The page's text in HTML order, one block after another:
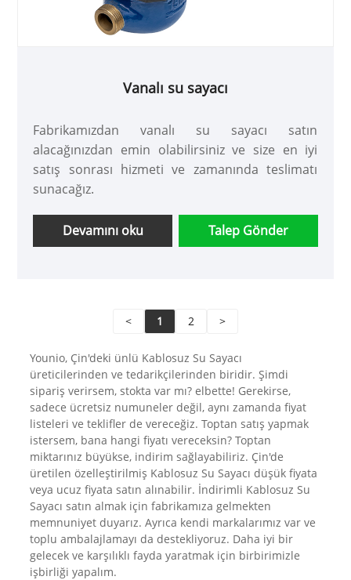
Vanalı su sayacı
Fabrikamızdan vanalı su sayacı satın
alacağınızdan emin olabilirsiniz ve size en iyi
satış sonrası hizmeti ve zamanında teslimatı
sunacağız.
Devamını oku Talep Gönder
< 1 2 >
Younio, Çin'deki ünlü Kablosuz Su Sayacı
üreticilerinden ve tedarikçilerinden biridir. Şimdi
sipariş verirsem, stokta var mı? elbette! Gerekirse,
sadece ücretsiz numuneler değil, aynı zamanda fiyat
listeleri ve teklifler de vereceğiz. Toptan satış yapmak
istersem, bana hangi fiyatı vereceksin? Toptan
miktarınız büyükse, indirim sağlayabiliriz. Çin'de
üretilen özelleştirilmiş Kablosuz Su Sayacı düşük fiyata
veya ucuz fiyata satın alınabilir. İndirimli Kablosuz Su
Sayacı satın almak için fabrikamıza gelmekten
memnuniyet duyarız. Ayrıca kendi markalarımız var ve
toplu ambalajlamayı da destekliyoruz. Daha iyi bir
gelecek ve karşılıklı fayda yaratmak için birbirimizle
işbirliği yapalım.